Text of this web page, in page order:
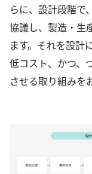
らに、設計段階で
協議し、製造・生
ます。それを設計
低コスト、かつ、
させる取り組みを